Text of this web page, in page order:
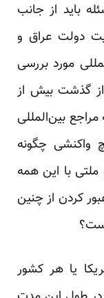
باید از جانب
دولت عراق و
مورد بررسی
از گذشت بیش از
بین‌المللی
واکنشی چگونه
با این همه
کردن از چنین
یا هر کشور